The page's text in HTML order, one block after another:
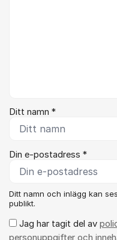
Ditt namn *
Din e-postadress *
Ditt namn och inlägg kan
publikt.
Jag har tagit del av
personuppgifter och